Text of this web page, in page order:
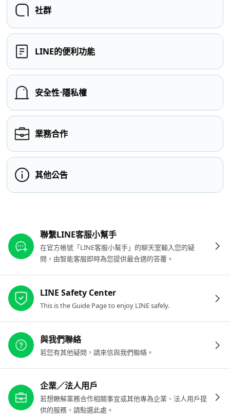
社群
LINE的便利功能
安全性⋅隱私權
業務合作
其他公告
聯繫LINE客服小幫手
在官方帳號「LINE客服小幫手」的聊天室輸入您的疑
問，由智能客服即時為您提供最合適的答覆。
LINE Safety Center
This is the Guide Page to enjoy LINE safely.
與我們聯絡
若您有其他疑問，請來信與我們聯絡。
企業／法人用戶
若想瞭解業務合作相關事宜或其他專為企業、法人用戶提
供的服務，請點選此處。